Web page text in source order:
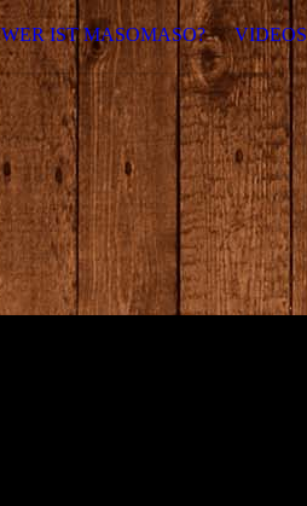
WER IST MASOMASO? VIDEOS